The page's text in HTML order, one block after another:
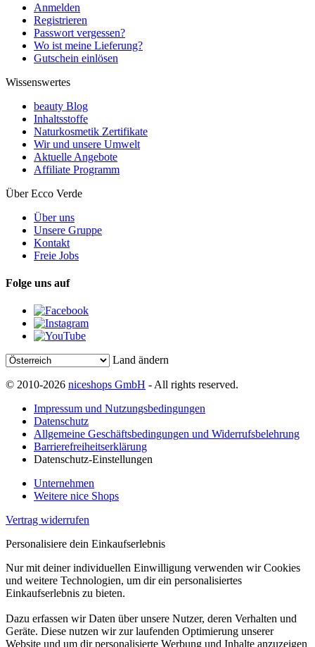
Anmelden
Registrieren
Passwort vergessen?
Wo ist meine Lieferung?
Gutschein einlösen
Wissenswertes
beauty Blog
Inhaltsstoffe
Naturkosmetik Zertifikate
Wir und unsere Umwelt
Aktuelle Angebote
Affiliate Programm
Über Ecco Verde
Über uns
Unsere Gruppe
Kontakt
Freie Jobs
Folge uns auf
Land ändern
© 2010-2026 niceshops GmbH - All rights reserved.
Impressum und Nutzungsbedingungen
Datenschutz
Allgemeine Geschäftsbedingungen und Widerrufsbelehrung
Barrierefreiheitserklärung
Datenschutz-Einstellungen
Unternehmen
Weitere nice Shops
Vertrag widerrufen
Personalisiere dein Einkaufserlebnis
Nur mit deiner individuellen Einwilligung verwenden wir Cookies
und weitere Technologien, um dir ein personalisiertes
Einkaufserlebnis zu bieten.
Dazu erfassen wir Daten über unsere Nutzer, deren Verhalten und
Geräte. Diese nutzen wir zur laufenden Optimierung unserer
Website und um dir personalisierte Werbung und Inhalte anzuzeigen